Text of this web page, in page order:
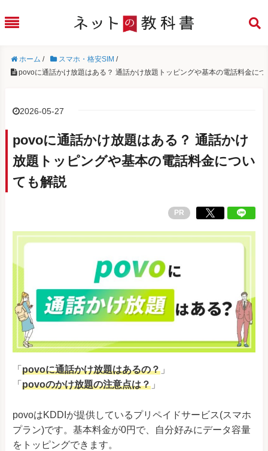
ホーム / スマホ・格安SIM /
povoに通話かけ放題はある？ 通話かけ放題トッピングや基本の電話料金に
2026-05-27
povoに通話かけ放題はある？ 通話かけ
放題トッピングや基本の電話料金につい
ても解説
PR
「 povoに通話かけ放題はあるの？ 」
「 povoのかけ放題の注意点は？ 」
povoはKDDIが提供しているプリペイドサービス(スマホ
プラン)です。基本料金が0円で、自分好みにデータ容量
をトッピングできます。